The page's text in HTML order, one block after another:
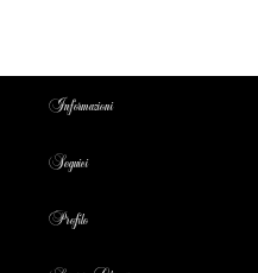
Informazioni
Seguici
Profilo